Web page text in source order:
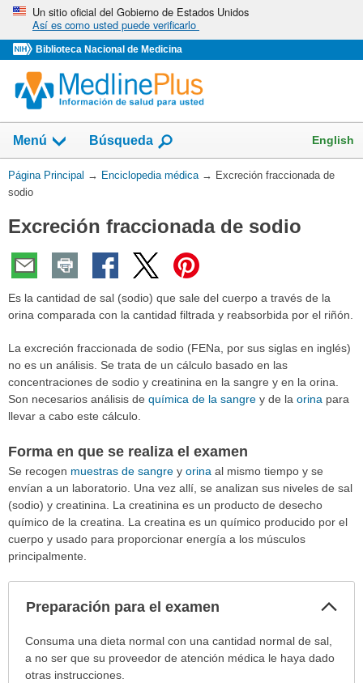
Omita
vaya
al
Contenido
Un sitio oficial del Gobierno de Estados Unidos
Así es como usted puede verificarlo
Biblioteca Nacional de Medicina
Menú Búsqueda English
Usted
está
Página Principal → Enciclopedia médica → Excreción fraccionada de
sodio
Excreción fraccionada de sodio
Es la cantidad de sal (sodio) que sale del cuerpo a través de la
orina comparada con la cantidad filtrada y reabsorbida por el riñón.
La excreción fraccionada de sodio (FENa, por sus siglas en inglés)
no es un análisis. Se trata de un cálculo basado en las
concentraciones de sodio y creatinina en la sangre y en la orina.
Son necesarios análisis de química de la sangre y de la orina para
llevar a cabo este cálculo.
Forma en que se realiza el examen
Se recogen muestras de sangre y orina al mismo tiempo y se
envían a un laboratorio. Una vez allí, se analizan sus niveles de sal
(sodio) y creatinina. La creatinina es un producto de desecho
químico de la creatina. La creatina es un químico producido por el
cuerpo y usado para proporcionar energía a los músculos
principalmente.
Preparación para el examen
Preparación
para
Consuma una dieta normal con una cantidad normal de sal,
a no ser que su proveedor de atención médica le haya dado
otras instrucciones.